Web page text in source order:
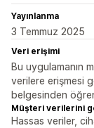
Yayınlanma
3 Temmuz 2025
Veri erişimi
Bu uygulamanın
verilere erişmesi
belgesinden
Müşteri verilerini
Hassas veriler,